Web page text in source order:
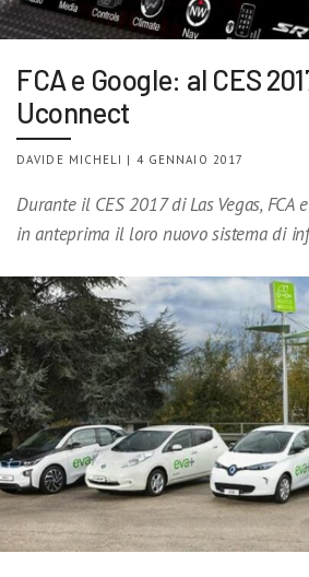
FCA e Google: al CES
Uconnect
DAVIDE MICHELI | 4 GENNAIO 2017
Durante il CES 2017 di Las Vegas, FCA
in anteprima il loro nuovo sistema di